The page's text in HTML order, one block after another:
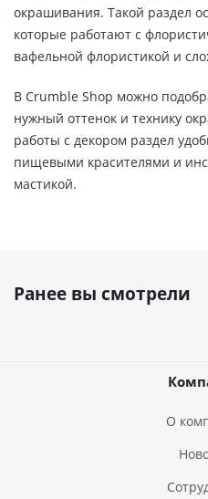
окрашивания. Такой раздел
которые работают с
вафельной флористикой и
В Crumble Shop можно
нужный оттенок и технику
работы с декором раздел
пищевыми красителями и
мастикой.
Ранее вы смотрели
О